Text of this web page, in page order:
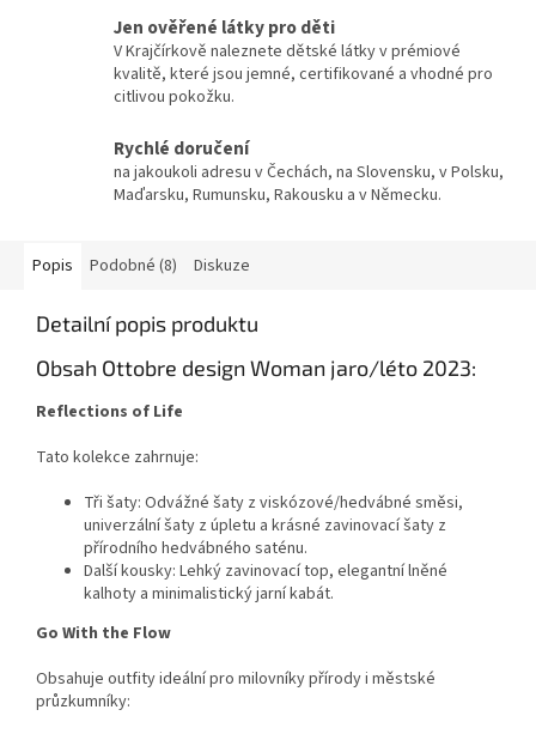
Jen ověřené látky pro děti
V Krajčírkově naleznete dětské látky v prémiové
kvalitě, které jsou jemné, certifikované a vhodné pro
citlivou pokožku.
Rychlé doručení
na jakoukoli adresu v Čechách, na Slovensku, v Polsku,
Maďarsku, Rumunsku, Rakousku a v Německu.
Popis Podobné (8) Diskuze
Detailní popis produktu
Obsah Ottobre design Woman jaro/léto 2023:
Reflections of Life
Tato kolekce zahrnuje:
Tři šaty: Odvážné šaty z viskózové/hedvábné směsi,
univerzální šaty z úpletu a krásné zavinovací šaty z
přírodního hedvábného saténu.
Další kousky: Lehký zavinovací top, elegantní lněné
kalhoty a minimalistický jarní kabát.
Go With the Flow
Obsahuje outfity ideální pro milovníky přírody i městské
průzkumníky: